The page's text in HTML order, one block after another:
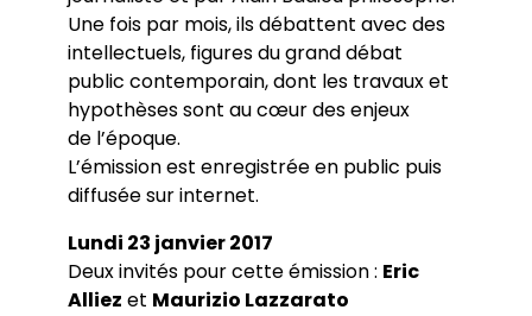
Une fois par mois, ils débattent avec des
intellectuels, figures du grand débat
public contemporain, dont les travaux et
hypothèses sont au cœur des enjeux
de l’époque.
L’émission est enregistrée en public puis
diffusée sur internet.
Lundi 23 janvier 2017
Deux invités pour cette émission : Eric
Alliez et Maurizio Lazzarato